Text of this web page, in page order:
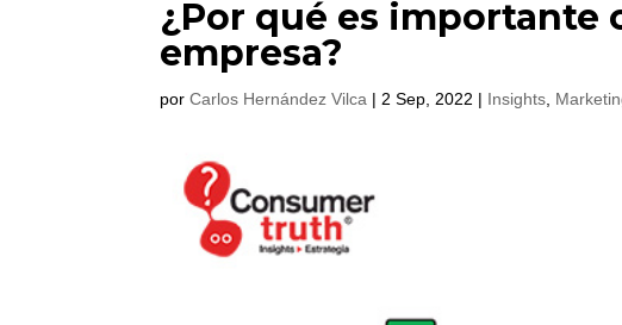
¿Por qué es importante
empresa?
porCarlos Hernández Vilca | 2 Sep, 2022 | Insights